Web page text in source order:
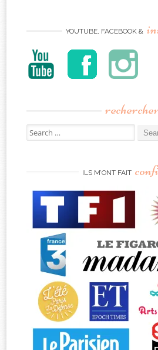
YOUTUBE, FACEBOOK &
Search
for:
ILS M’ONT FAIT